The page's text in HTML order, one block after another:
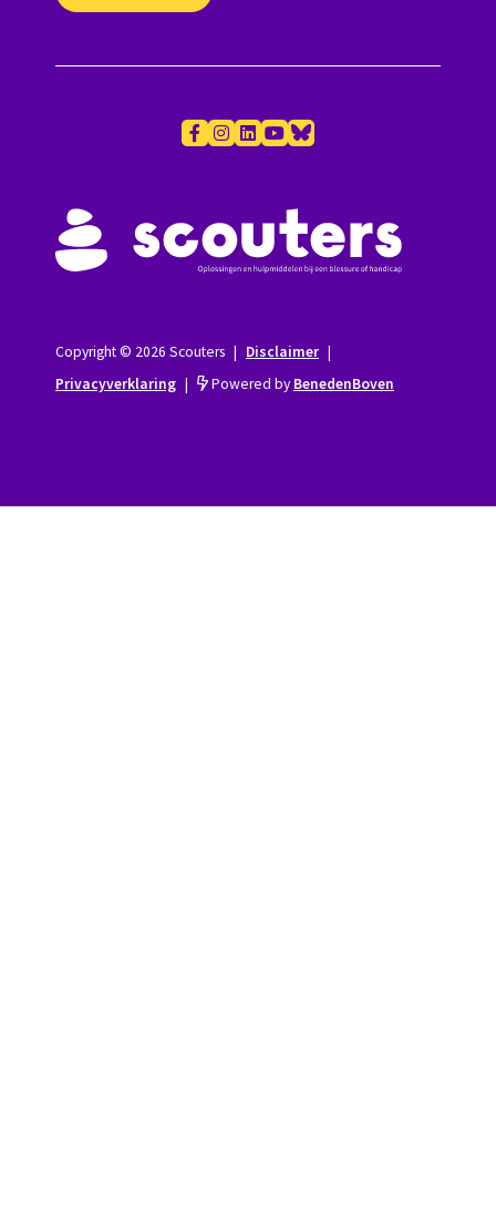
Copyright © 2026 Scouters | Disclaimer |
Privacyverklaring | Powered by BenedenBoven